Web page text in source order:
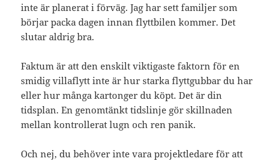
inte är planerat i förväg. Jag har sett familjer som
börjar packa dagen innan flyttbilen kommer. Det
slutar aldrig bra.
Faktum är att den enskilt viktigaste faktorn för en
smidig villaflytt inte är hur starka flyttgubbar du har
eller hur många kartonger du köpt. Det är din
tidsplan. En genomtänkt tidslinje gör skillnaden
mellan kontrollerat lugn och ren panik.
Och nej, du behöver inte vara projektledare för att